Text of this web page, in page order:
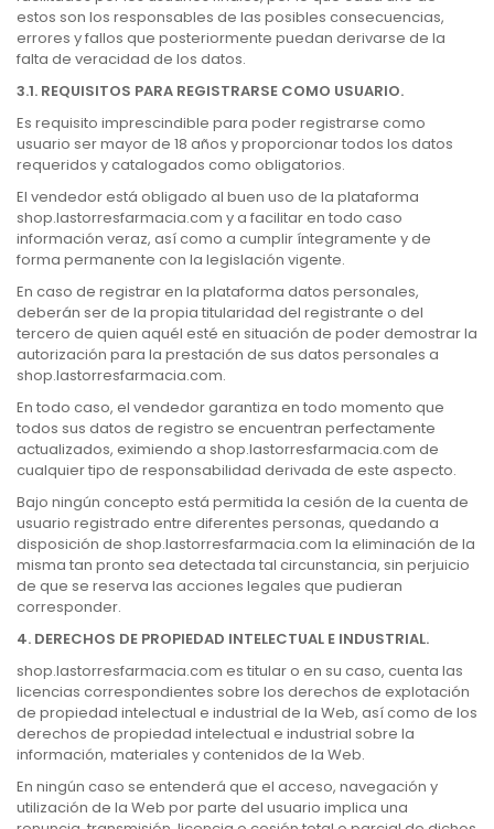
estos son los responsables de las posibles consecuencias,
errores y fallos que posteriormente puedan derivarse de la
falta de veracidad de los datos.
3.1. REQUISITOS PARA REGISTRARSE COMO USUARIO.
Es requisito imprescindible para poder registrarse como
usuario ser mayor de 18 años y proporcionar todos los datos
requeridos y catalogados como obligatorios.
El vendedor está obligado al buen uso de la plataforma
shop.lastorresfarmacia.com y a facilitar en todo caso
información veraz, así como a cumplir íntegramente y de
forma permanente con la legislación vigente.
En caso de registrar en la plataforma datos personales,
deberán ser de la propia titularidad del registrante o del
tercero de quien aquél esté en situación de poder demostrar la
autorización para la prestación de sus datos personales a
shop.lastorresfarmacia.com.
En todo caso, el vendedor garantiza en todo momento que
todos sus datos de registro se encuentran perfectamente
actualizados, eximiendo a shop.lastorresfarmacia.com de
cualquier tipo de responsabilidad derivada de este aspecto.
Bajo ningún concepto está permitida la cesión de la cuenta de
usuario registrado entre diferentes personas, quedando a
disposición de shop.lastorresfarmacia.com la eliminación de la
misma tan pronto sea detectada tal circunstancia, sin perjuicio
de que se reserva las acciones legales que pudieran
corresponder.
4. DERECHOS DE PROPIEDAD INTELECTUAL E INDUSTRIAL.
shop.lastorresfarmacia.com es titular o en su caso, cuenta las
licencias correspondientes sobre los derechos de explotación
de propiedad intelectual e industrial de la Web, así como de los
derechos de propiedad intelectual e industrial sobre la
información, materiales y contenidos de la Web.
En ningún caso se entenderá que el acceso, navegación y
utilización de la Web por parte del usuario implica una